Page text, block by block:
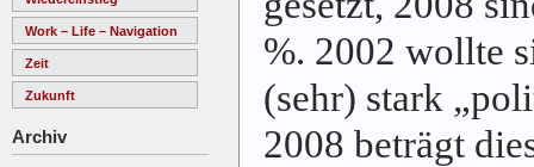
Work – Life – Navigation
Zeit
Zukunft
Archiv
%. 2002 wollte
(sehr) stark
2008 beträgt